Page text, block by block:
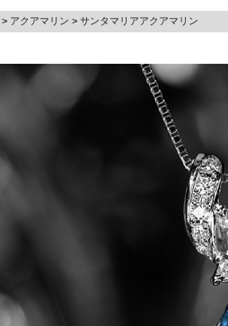
> アクアマリン > サンタマリアアクアマリン